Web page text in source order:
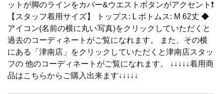
ットが脚のラインをカバー&ウエストボタンがアクセント❗️
【スタッフ着用サイズ】 トップス: L ボトムス: M 62丈 ◆
アイコン(名前の横に丸い写真)をクリックしていただくと
過去のコーディネートがご覧になれます。 また、その横
にある「津南店」をクリックしていただくと津南店スタッ
フの 他のコーディネートがご覧になれます。 ↓↓↓↓↓着用商
品はこちらからご購入出来ます↓↓↓↓↓